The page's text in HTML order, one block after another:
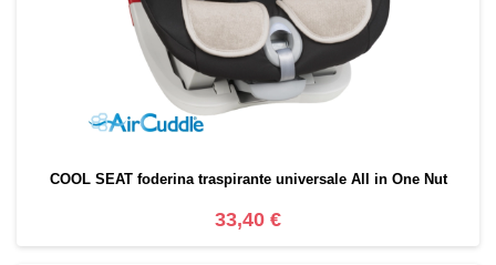
COOL SEAT foderina traspirante universale All in One Nut
33,40 €